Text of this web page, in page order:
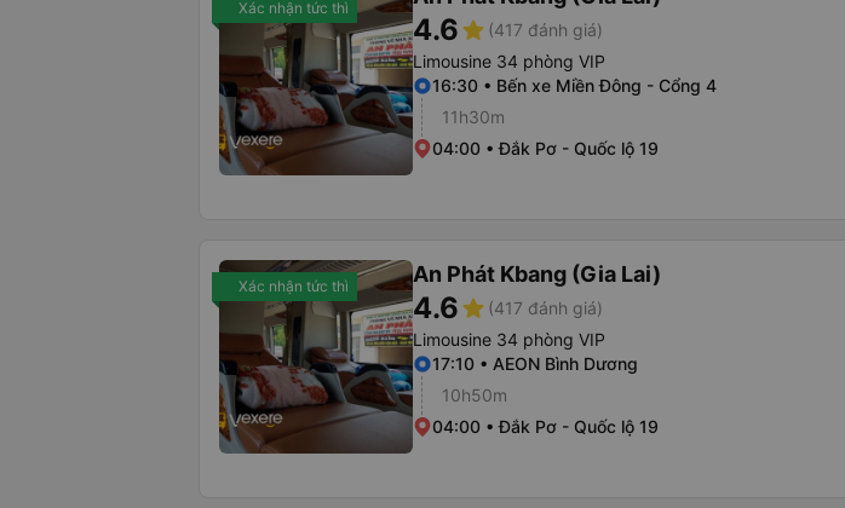
Xác nhận tức thì
4.6star (417 đánh giá)
Limousine 34 phòng VIP
16:30 • Bến xe Miền Đông - Cổng 4
11h30m
04:00 • Đắk Pơ - Quốc lộ 19
Xác nhận tức thì An Phát Kbang (Gia Lai)
4.6star (417 đánh giá)
Limousine 34 phòng VIP
17:10 • AEON Bình Dương
10h50m
04:00 • Đắk Pơ - Quốc lộ 19